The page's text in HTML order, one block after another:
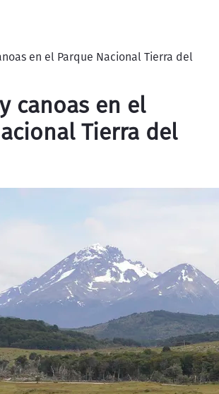
en el Parque Nacional Tierra del
canoas en el
Tierra del